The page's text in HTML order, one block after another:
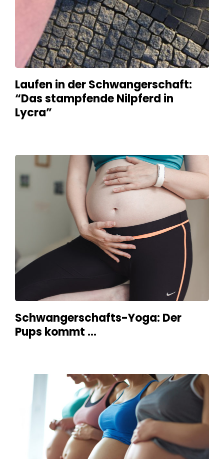
Laufen in der Schwangerschaft:
“Das stampfende Nilpferd in
Lycra”
Schwangerschafts-Yoga: Der
Pups kommt …